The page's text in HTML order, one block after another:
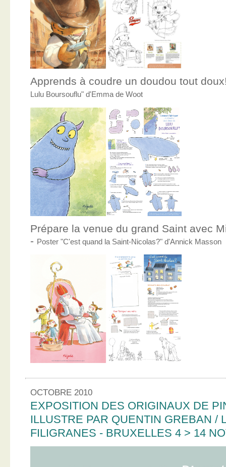
Apprends à coudre un doudou tout
Lulu Boursouflu" d'Emma de Woot
Prépare la venue du grand Saint avec
- Poster "C'est quand la Saint-Nicolas?" d'Annick Masson
OCTOBRE 2010
EXPOSITION DES ORIGINAUX DE
ILLUSTRE PAR QUENTIN GREBAN /
FILIGRANES - BRUXELLES 4 > 14